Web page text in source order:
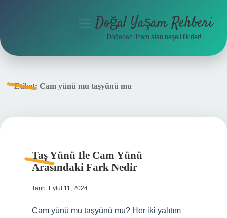
menüyüDoğal Yaşam Rehberi
Doğadan ilham alan neşeli fikirler!
Etiket: Cam yünü mu taşyünü mu
Taş Yünü Ile Cam Yünü
Arasındaki Fark Nedir
Tarih: Eylül 11, 2024
Cam yünü mu taşyünü mu? Her iki yalıtım